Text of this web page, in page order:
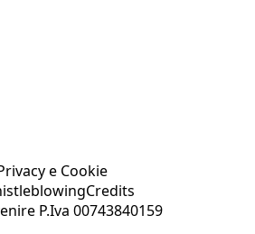
e Cookie
Credits
P.Iva 00743840159